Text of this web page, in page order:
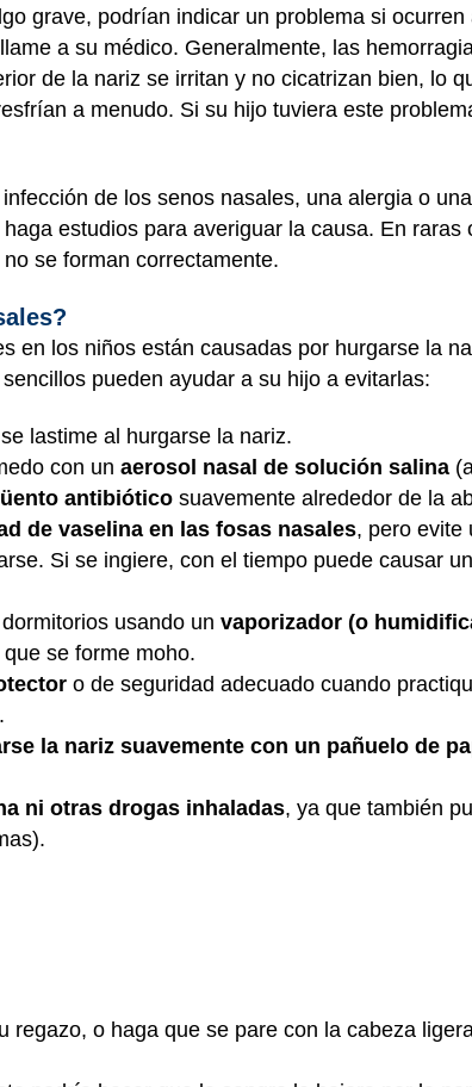
grave, podrían indicar un problema si
a su médico. Generalmente, las
de la nariz se irritan y no cicatrizan bien, lo
a menudo. Si su hijo tuviera este
de los senos nasales, una alergia o
estudios para averiguar la causa. En raras
se forman correctamente.
en los niños están causadas por hurgarse la
pueden ayudar a su hijo a evitarlas:
lastime al hurgarse la nariz.
con un aerosol nasal de solución salina
antibiótico suavemente alrededor de la
de vaselina en las fosas nasales, pero evite
Si se ingiere, con el tiempo puede causar
usando un vaporizador (o
se forme moho.
o de seguridad adecuado cuando
la nariz suavemente con un pañuelo de
ni otras drogas inhaladas, ya que también
regazo, o haga que se pare con la cabeza